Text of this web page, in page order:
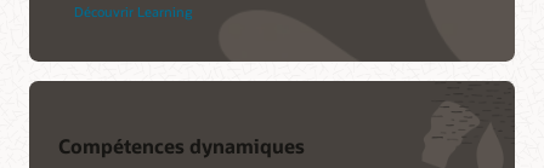
Découvrir Learning
Compétences dynamiques